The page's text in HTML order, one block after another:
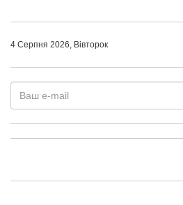
4 Серпня 2026, Вівторок